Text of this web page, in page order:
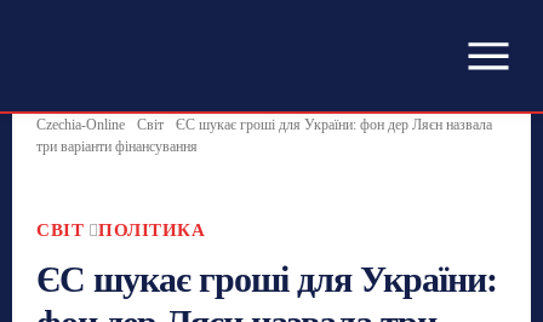
Czechia-Online Світ
ЄС шукає гроші для України: фон дер Ляєн назвала
три варіанти фінансування
СВІТ ПОЛІТИКА
ЄС шукає гроші для України: